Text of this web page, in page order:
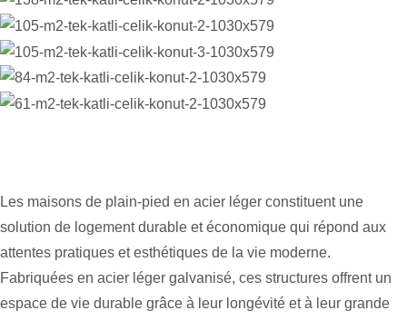
Les maisons de plain-pied en acier léger constituent une
solution de logement durable et économique qui répond aux
attentes pratiques et esthétiques de la vie moderne.
Fabriquées en acier léger galvanisé, ces structures offrent un
espace de vie durable grâce à leur longévité et à leur grande